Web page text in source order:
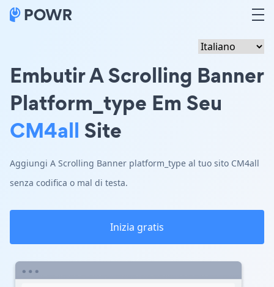
Embutir A Scrolling Banner
Platform_type Em Seu
CM4all Site
Aggiungi A Scrolling Banner platform_type al tuo sito CM4all
senza codifica o mal di testa.
Inizia gratis